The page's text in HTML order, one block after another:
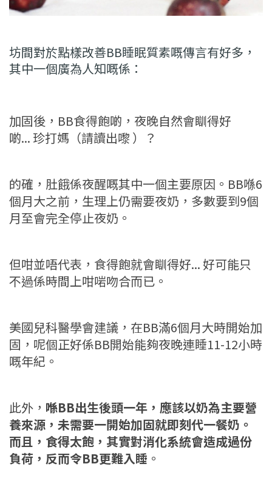
坊間對於點樣改善BB睡眠質素嘅傳言有好多，
其中一個廣為人知嘅係：
加固後，BB食得飽啲，夜晚自然會瞓得好
啲... 珍打媽（請讀出嚟 ）？
的確，肚餓係夜醒嘅其中一個主要原因。BB喺6
個月大之前，生理上仍需要夜奶，多數要到9個
月至會完全停止夜奶。
但咁並唔代表，食得飽就會瞓得好... 好可能只
不過係時間上咁啱吻合而已。
美國兒科醫學會建議，在BB滿6個月大時開始加
固，呢個正好係BB開始能夠夜晚連睡11-12小時
嘅年紀。
此外， 喺BB出生後頭一年，應該以奶為主要營
養來源，未需要一開始加固就即刻代一餐奶。
而且，食得太飽，其實對消化系統會造成過份
負荷，反而令BB更難入睡 。